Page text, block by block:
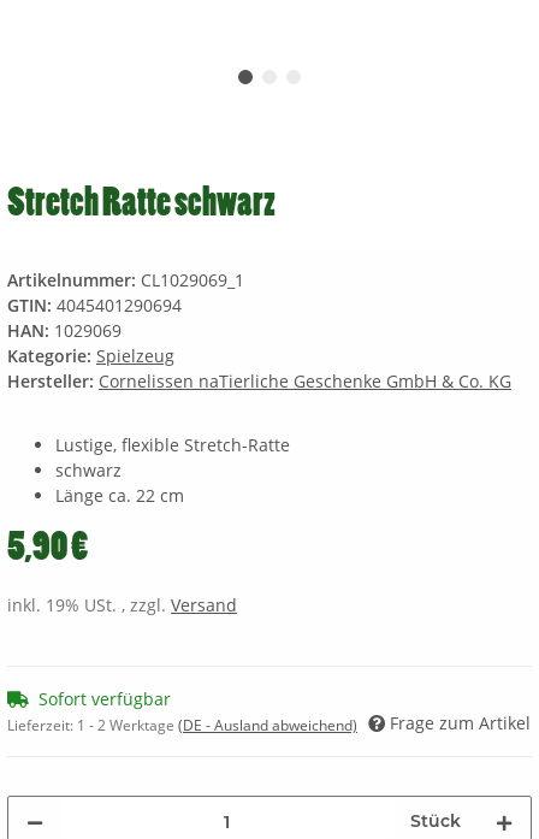
Stretch Ratte schwarz
Artikelnummer: CL1029069_1
GTIN: 4045401290694
HAN: 1029069
Kategorie: Spielzeug
Hersteller: Cornelissen naTierliche Geschenke GmbH & Co. KG
Lustige, flexible Stretch-Ratte
schwarz
Länge ca. 22 cm
5,90 €
inkl. 19% USt. , zzgl. Versand
Sofort verfügbar
Lieferzeit: 1 - 2 Werktage (DE - Ausland abweichend) Frage zum Artikel
Stück